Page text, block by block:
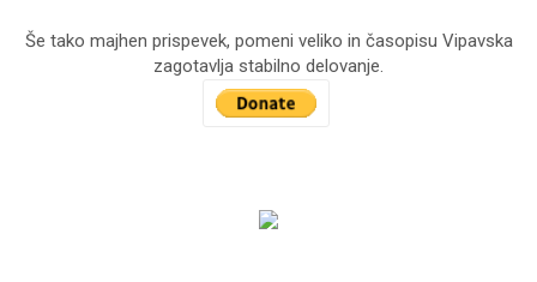
Še tako majhen prispevek, pomeni veliko in časopisu Vipavska
zagotavlja stabilno delovanje.